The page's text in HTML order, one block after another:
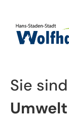
Sie